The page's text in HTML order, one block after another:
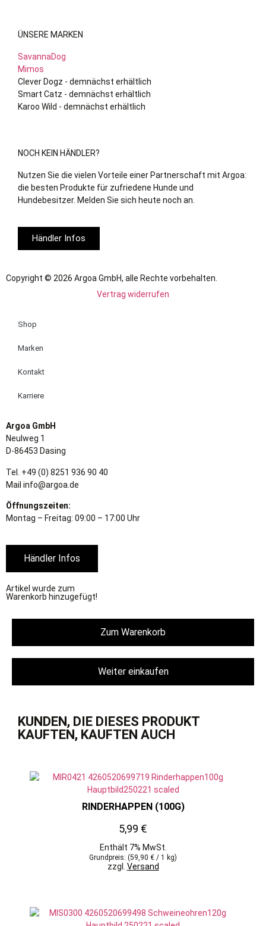
ÜNSERE MARKEN
SavannaDog
Mimos
Clever Dogz - demnächst erhältlich
Smart Catz - demnächst erhältlich
Karoo Wild - demnächst erhältlich
NOCH KEIN HÄNDLER?
Nutzen Sie die vielen Vorteile einer Partnerschaft mit Argoa:
die besten Produkte für zufriedene Hunde und
Hundebesitzer. Melden Sie sich heute noch an.
Händler Infos
Copyright © 2026 Argoa GmbH, alle Rechte vorbehalten.
Vertrag widerrufen
Shop
Marken
Kontakt
Karriere
Argoa GmbH
Neulweg 1
D-86453 Dasing
Tel. +49 (0) 8251 936 90 40
Mail info@argoa.de
Öffnungszeiten:
Montag – Freitag: 09:00 – 17:00 Uhr
Händler Infos
Artikel wurde zum
Warenkorb hinzugefügt!
Zum Warenkorb
Weiter einkaufen
KUNDEN, DIE DIESES PRODUKT
KAUFTEN, KAUFTEN AUCH
RINDERHAPPEN (100G)
5,99 €
Enthält 7% MwSt.
Grundpreis: (59,90 € / 1 kg)
zzgl. Versand